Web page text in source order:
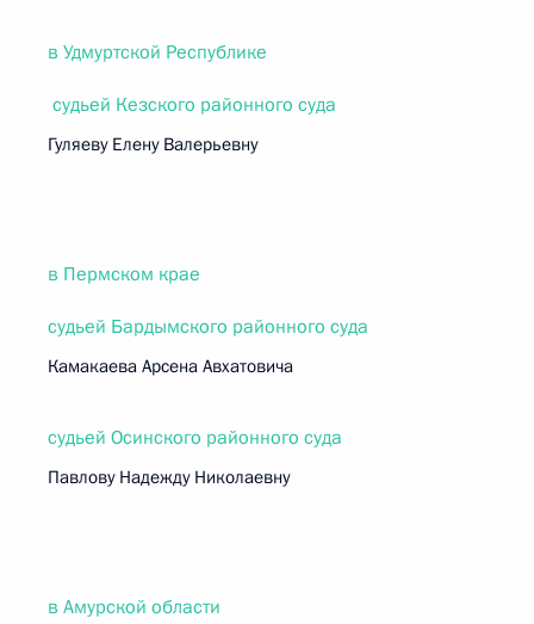
в Удмуртской Республике
судьей Кезского районного суда
Гуляеву Елену Валерьевну
в Пермском крае
судьей Бардымского районного суда
Камакаева Арсена Авхатовича
судьей Осинского районного суда
Павлову Надежду Николаевну
в Амурской области